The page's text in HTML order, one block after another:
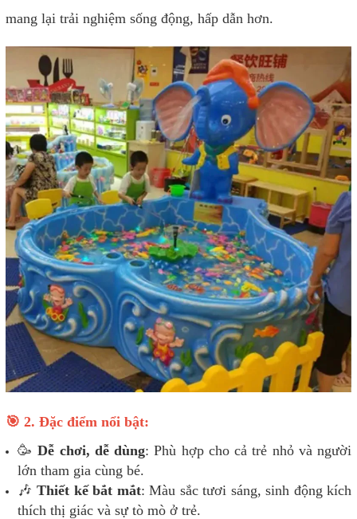
mang lại trải nghiệm sống động, hấp dẫn hơn.
🎯 2. Đặc điểm nổi bật:
🥳Dễ chơi, dễ dùng: Phù hợp cho cả trẻ nhỏ và người
lớn tham gia cùng bé.
🎶 Thiết kế bắt mắt: Màu sắc tươi sáng, sinh động kích
thích thị giác và sự tò mò ở trẻ.